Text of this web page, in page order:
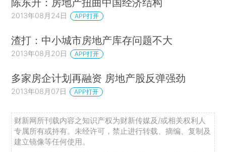
2013年08月24日 APP打开
渣打：中小城市房地产库存问题不大
2013年08月20日 APP打开
多家房企计划再融资 房地产股反弹强劲
2013年08月07日 APP打开
财新网所刊载内容之知识产权为财新传媒及/或相关权利人
专属所有或持有。未经许可，禁止进行转载、摘编、复制及
建立镜像等任何使用。